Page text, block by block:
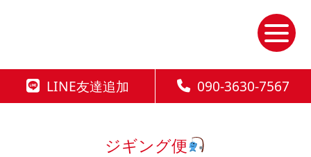
LINE友達追加 090-3630-7567
ジギング便